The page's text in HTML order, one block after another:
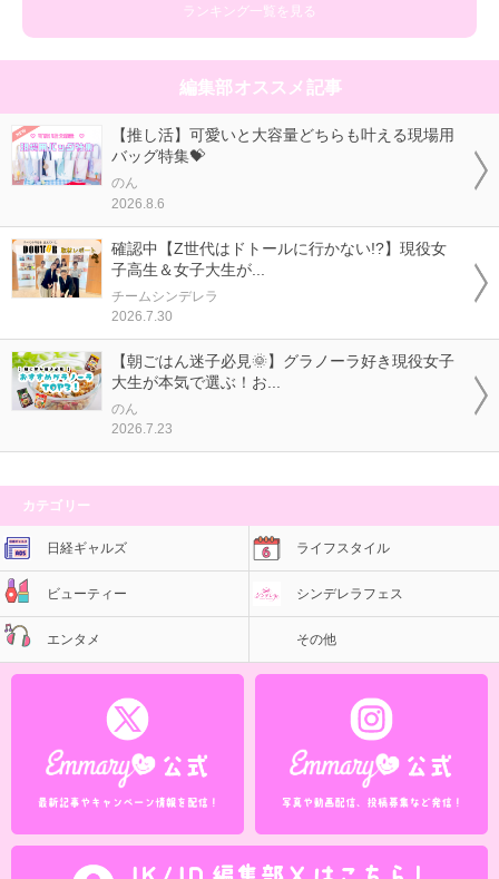
ランキング一覧を見る
編集部オススメ記事
【推し活】可愛いと大容量どちらも叶える現場用
バッグ特集💝
のん
2026.8.6
確認中【Z世代はドトールに行かない!?】現役女
子高生＆女子大生が...
チームシンデレラ
2026.7.30
【朝ごはん迷子必見🌞】グラノーラ好き現役女子
大生が本気で選ぶ！お...
のん
2026.7.23
カテゴリー
日経ギャルズ ライフスタイル
ビューティー シンデレラフェス
エンタメ その他